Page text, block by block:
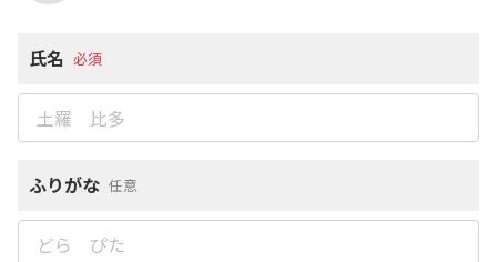
氏名 必須
ふりがな 任意